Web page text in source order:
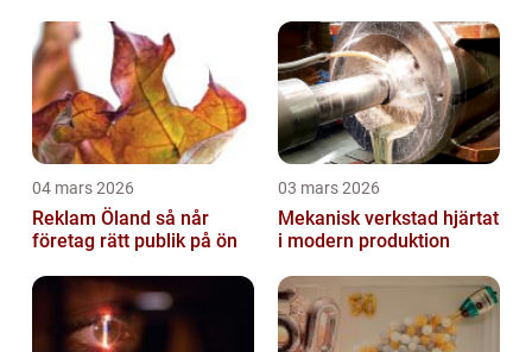
04 mars 2026
Reklam Öland så når
företag rätt publik på ön
03 mars 2026
Mekanisk verkstad hjärtat
i modern produktion